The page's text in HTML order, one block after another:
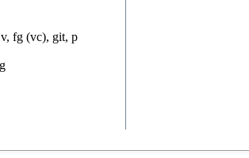
fg (vc), git, p